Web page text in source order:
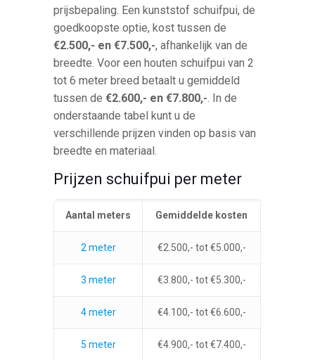
prijsbepaling. Een kunststof schuifpui, de
goedkoopste optie, kost tussen de
€2.500,- en €7.500,-, afhankelijk van de
breedte. Voor een houten schuifpui van 2
tot 6 meter breed betaalt u gemiddeld
tussen de€2.600,- en €7.800,- . In de
onderstaande tabel kunt u de
verschillende prijzen vinden op basis van
breedte en materiaal.
Prijzen schuifpui per meter
Aantal meters Gemiddelde kosten
2 meter €2.500,- tot €5.000,-
3 meter €3.800,- tot €5.300,-
4 meter €4.100,- tot €6.600,-
5 meter €4.900,- tot €7.400,-